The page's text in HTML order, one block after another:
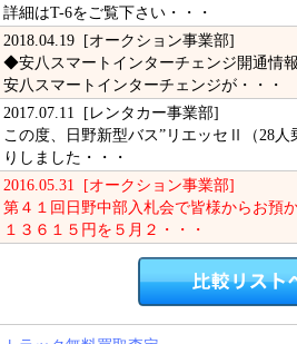
詳細はT-6をご覧下さい・・・
2018.04.19 [オークション事業部]
◆安八スマートインターチェンジ開通情
安八スマートインターチェンジが・・・
2017.07.11 [レンタカー事業部]
この度、日野新型バス”リエッセⅡ（28人
りしました・・・
2016.05.31 [オークション事業部]
第４１回日野中部入札会で皆様からお預
１３６１５円を５月２・・・